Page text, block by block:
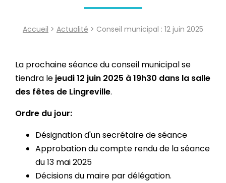
Accueil > Actualité > Conseil municipal : 12 juin 2025
La prochaine séance du conseil municipal se
tiendra le jeudi 12 juin 2025 à 19h30 dans la salle
des fêtes de Lingreville.
Ordre du jour:
Désignation d'un secrétaire de séance
Approbation du compte rendu de la séance
du 13 mai 2025
Décisions du maire par délégation.